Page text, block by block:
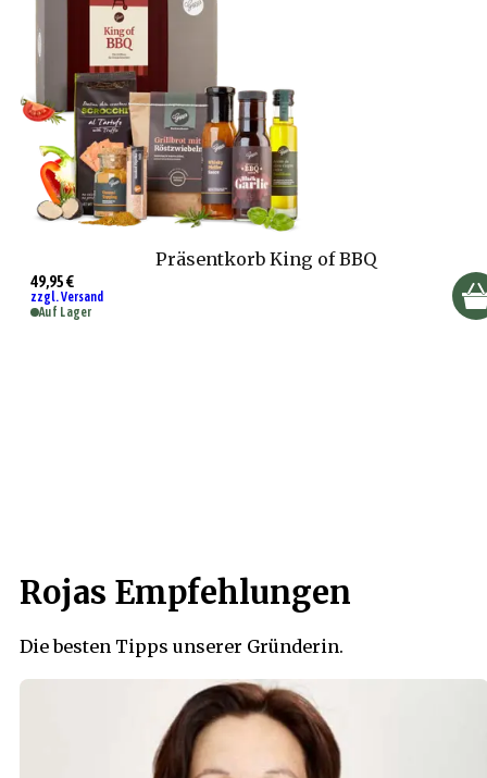
Präsentkorb King of BBQ
49,95 €
zzgl. Versand
Auf Lager
Rojas Empfehlungen
Die besten Tipps unserer Gründerin.